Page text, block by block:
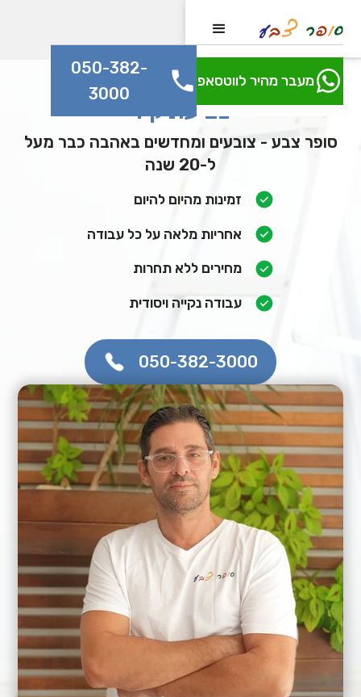
מעבר מהיר לווטסאפ
050-382-
3000
צביעת קיר
סופר צבע - צובעים ומחדשים באהבה כבר מעל
ל-20 שנה
זמינות מהיום להיום
אחריות מלאה על כל עבודה
מחירים ללא תחרות
עבודה נקייה ויסודית
050-382-3000